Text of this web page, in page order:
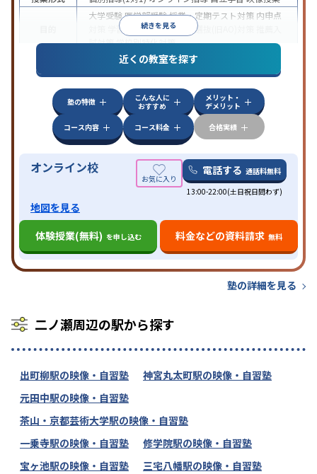
続きを見る
大学受験医学部受験授業・定期テスト対策 内申点
学習習慣の定着 総合型選抜(旧AO)対策
試対策学校別特化対策
特徴
中高一貫校生に対応授業の振替可能
学習にPC・タブレットを利用オンライン対応1
科目から受講可能
近くの教室を探す
塾の特徴
こんな人に
おすすめ
メリット・
デメリット
コース内容
コース料金 合格実績
オンライン校 電話する 通話料無料
13:00-22:00(土日祝日問わず)
地図を見る
体験授業(無料) を申し込む 料金などの資料請求 無料
塾の詳細を見る
二ノ瀬周辺の駅から探す
出町柳駅の映像・自習塾
神宮丸太町駅の映像・自習塾
元田中駅の映像・自習塾
茶山・京都芸術大学駅の映像・自習塾
一乗寺駅の映像・自習塾
修学院駅の映像・自習塾
宝ヶ池駅の映像・自習塾
三宅八幡駅の映像・自習塾